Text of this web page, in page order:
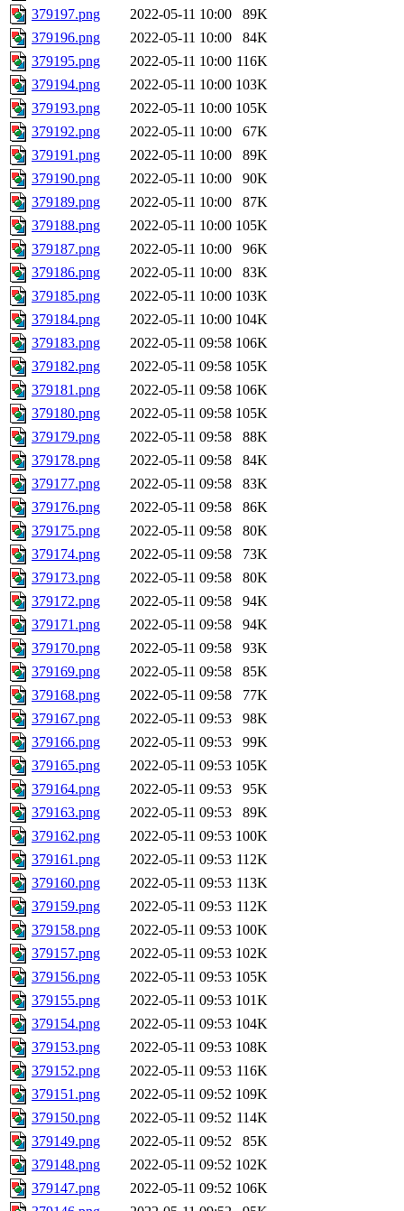
379197.png
2022-05-11 10:00
89K
379196.png
2022-05-11 10:00
84K
379195.png
2022-05-11 10:00 116K
379194.png
2022-05-11 10:00 103K
379193.png
2022-05-11 10:00 105K
379192.png
2022-05-11 10:00
67K
379191.png
2022-05-11 10:00
89K
379190.png
2022-05-11 10:00
90K
379189.png
2022-05-11 10:00
87K
379188.png
2022-05-11 10:00 105K
379187.png
2022-05-11 10:00
96K
379186.png
2022-05-11 10:00
83K
379185.png
2022-05-11 10:00 103K
379184.png
2022-05-11 10:00 104K
379183.png
2022-05-11 09:58 106K
379182.png
2022-05-11 09:58 105K
379181.png
2022-05-11 09:58 106K
379180.png
2022-05-11 09:58 105K
379179.png
2022-05-11 09:58
88K
379178.png
2022-05-11 09:58
84K
379177.png
2022-05-11 09:58
83K
379176.png
2022-05-11 09:58
86K
379175.png
2022-05-11 09:58
80K
379174.png
2022-05-11 09:58
73K
379173.png
2022-05-11 09:58
80K
379172.png
2022-05-11 09:58
94K
379171.png
2022-05-11 09:58
94K
379170.png
2022-05-11 09:58
93K
379169.png
2022-05-11 09:58
85K
379168.png
2022-05-11 09:58
77K
379167.png
2022-05-11 09:53
98K
379166.png
2022-05-11 09:53
99K
379165.png
2022-05-11 09:53 105K
379164.png
2022-05-11 09:53
95K
379163.png
2022-05-11 09:53
89K
379162.png
2022-05-11 09:53 100K
379161.png
2022-05-11 09:53 112K
379160.png
2022-05-11 09:53 113K
379159.png
2022-05-11 09:53 112K
379158.png
2022-05-11 09:53 100K
379157.png
2022-05-11 09:53 102K
379156.png
2022-05-11 09:53 105K
379155.png
2022-05-11 09:53 101K
379154.png
2022-05-11 09:53 104K
379153.png
2022-05-11 09:53 108K
379152.png
2022-05-11 09:53 116K
379151.png
2022-05-11 09:52 109K
379150.png
2022-05-11 09:52 114K
379149.png
2022-05-11 09:52
85K
379148.png
2022-05-11 09:52 102K
379147.png
2022-05-11 09:52 106K